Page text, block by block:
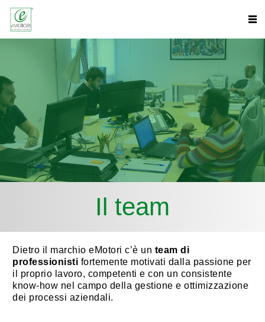
Il team
Dietro il marchio eMotori c’è un team di
professionisti fortemente motivati dalla passione per
il proprio lavoro, competenti e con un consistente
know-how nel campo della gestione e ottimizzazione
dei processi aziendali.